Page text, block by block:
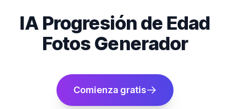
IA Progresión de Edad
Fotos Generador
Comienza gratis